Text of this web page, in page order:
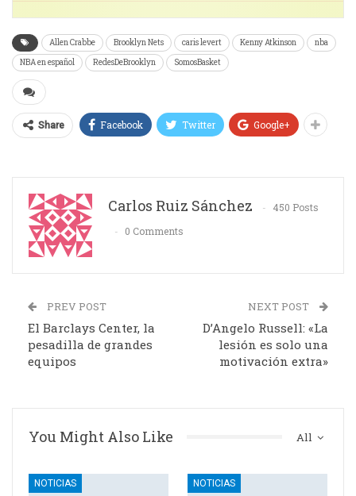
Allen Crabbe Brooklyn Nets caris levert Kenny Atkinson
nba
NBA en español
RedesDeBrooklyn SomosBasket
Share Facebook Twitter Google+
Carlos Ruiz Sánchez
450 Posts
0 Comments
PREV POST
El Barclays Center, la
pesadilla de grandes
equipos
NEXT POST
D’Angelo Russell: «La
lesión es solo una
motivación extra»
All
You Might Also Like
NOTICIAS NOTICIAS